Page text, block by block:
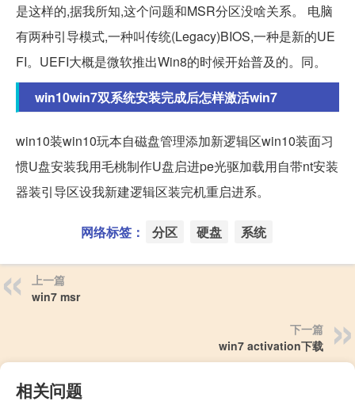
是这样的,据我所知,这个问题和MSR分区没啥关系。 电脑
有两种引导模式,一种叫传统(Legacy)BIOS,一种是新的UE
FI。UEFI大概是微软推出Win8的时候开始普及的。同。
win10win7双系统安装完成后怎样激活win7
win10装win10玩本自磁盘管理添加新逻辑区win10装面习
惯U盘安装我用毛桃制作U盘启进pe光驱加载用自带nt安装
器装引导区设我新建逻辑区装完机重启进系。
网络标签： 分区 硬盘 系统
上一篇
win7 msr
下一篇
win7 activation下载
相关问题